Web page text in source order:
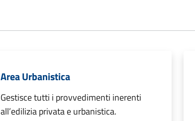
Area Urbanistica
Gestisce tutti i provvedimenti inerenti
all’edilizia privata e urbanistica.